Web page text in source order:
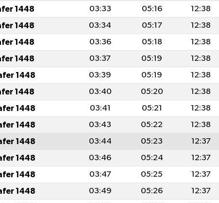
1448 03:33 05:16 12:38
1448 03:34 05:17 12:38
1448 03:36 05:18 12:38
1448 03:37 05:19 12:38
1448 03:39 05:19 12:38
1448 03:40 05:20 12:38
1448 03:41 05:21 12:38
1448 03:43 05:22 12:38
1448 03:44 05:23 12:37
1448 03:46 05:24 12:37
1448 03:47 05:25 12:37
1448 03:49 05:26 12:37